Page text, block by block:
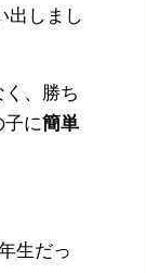
出しまし
、勝ち
子に簡単
生だっ